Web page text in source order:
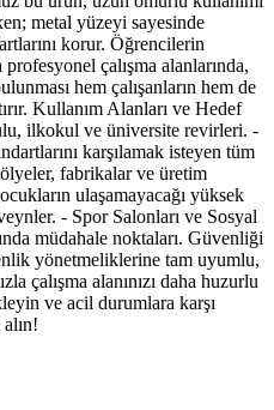
metal yüzeyi sayesinde
korur. Öğrencilerin
çalışma alanlarında,
hem çalışanların hem de
Kullanım Alanları ve Hedef
ilkokul ve üniversite revirleri. -
karşılamak isteyen tüm
fabrikalar ve üretim
ulaşamayacağı yüksek
- Spor Salonları ve Sosyal
müdahale noktaları. Güvenliği
yönetmeliklerine tam uyumlu,
çalışma alanınızı daha huzurlu
ve acil durumlara karşı